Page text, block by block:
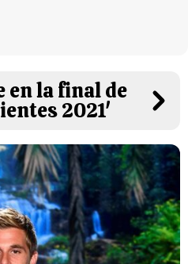
en la final de
2021'